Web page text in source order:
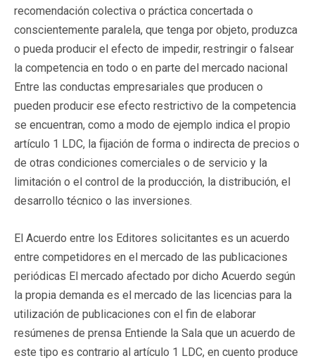
recomendación colectiva o práctica concertada o
conscientemente paralela, que tenga por objeto, produzca
o pueda producir el efecto de impedir, restringir o falsear
la competencia en todo o en parte del mercado nacional
Entre las conductas empresariales que producen o
pueden producir ese efecto restrictivo de la competencia
se encuentran, como a modo de ejemplo indica el propio
artículo 1 LDC, la fijación de forma o indirecta de precios o
de otras condiciones comerciales o de servicio y la
limitación o el control de la producción, la distribución, el
desarrollo técnico o las inversiones.
El Acuerdo entre los Editores solicitantes es un acuerdo
entre competidores en el mercado de las publicaciones
periódicas El mercado afectado por dicho Acuerdo según
la propia demanda es el mercado de las licencias para la
utilización de publicaciones con el fin de elaborar
resúmenes de prensa Entiende la Sala que un acuerdo de
este tipo es contrario al artículo 1 LDC, en cuento produce